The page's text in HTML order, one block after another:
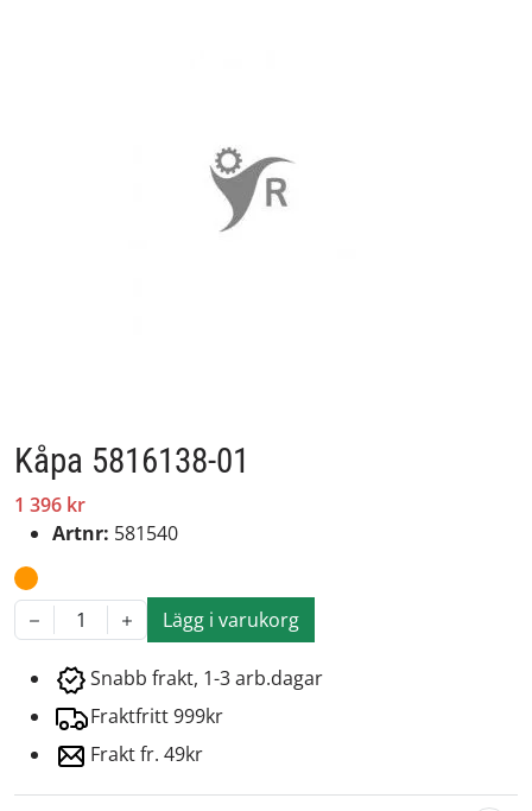
Kåpa 5816138-01
1 396 kr
Artnr: 581540
1 Lägg i varukorg
Snabb frakt, 1-3 arb.dagar
Fraktfritt 999kr
Frakt fr. 49kr